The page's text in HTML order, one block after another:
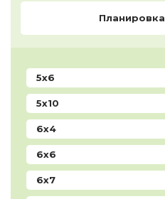
Планировка
5x6
5x10
6x4
6x6
6x7